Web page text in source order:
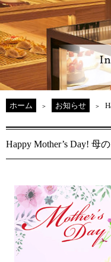
ACCESS 交通アクセス
MONTE ROSA Online Shop
CAKE RESERVEケーキWeb予
ホーム お知らせ
Happy Mother’s Day! 母